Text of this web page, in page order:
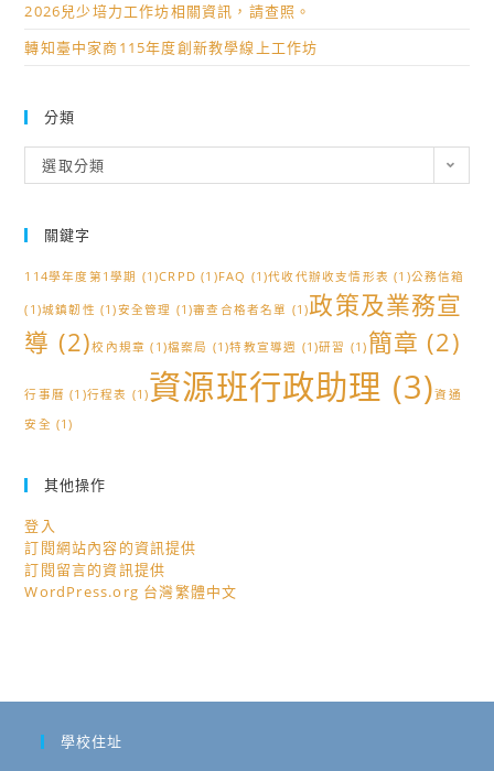
2026兒少培力工作坊相關資訊，請查照。
轉知臺中家商115年度創新教學線上工作坊
分類
類
選取分類
關鍵字
114學年度第1學期 (1)CRPD (1)FAQ (1)代收代辦收支情形表 (1)公務信箱
(1)城鎮韌性 (1)安全管理 (1)審查合格者名單 (1)政策及業務宣
導 (2)校內規章 (1)檔案局 (1)特教宣導週 (1)研習 (1) 簡章 (2)
行事曆 (1)行程表 (1)資源班行政助理 (3)資通
安全 (1)
其他操作
登入
訂閱網站內容的資訊提供
訂閱留言的資訊提供
WordPress.org 台灣繁體中文
學校住址